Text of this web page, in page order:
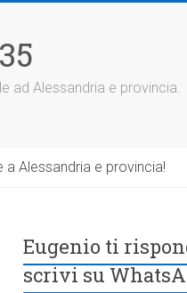
ad Alessandria e provincia.
Alessandria e provincia!
Eugenio ti
scrivi su